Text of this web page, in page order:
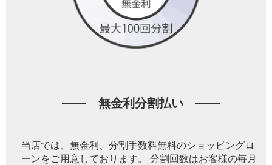
無金利分割払い
当店では、無金利、分割手数料無料のショッピングロ
ーンをご用意しております。 分割回数はお客様の毎月